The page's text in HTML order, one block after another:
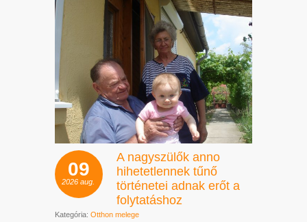
09
2026 aug.
A nagyszülők anno
hihetetlennek tűnő
történetei adnak erőt a
folytatáshoz
Kategória: Otthon melege